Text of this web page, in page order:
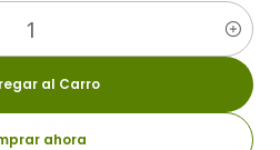
al Carro
ahora